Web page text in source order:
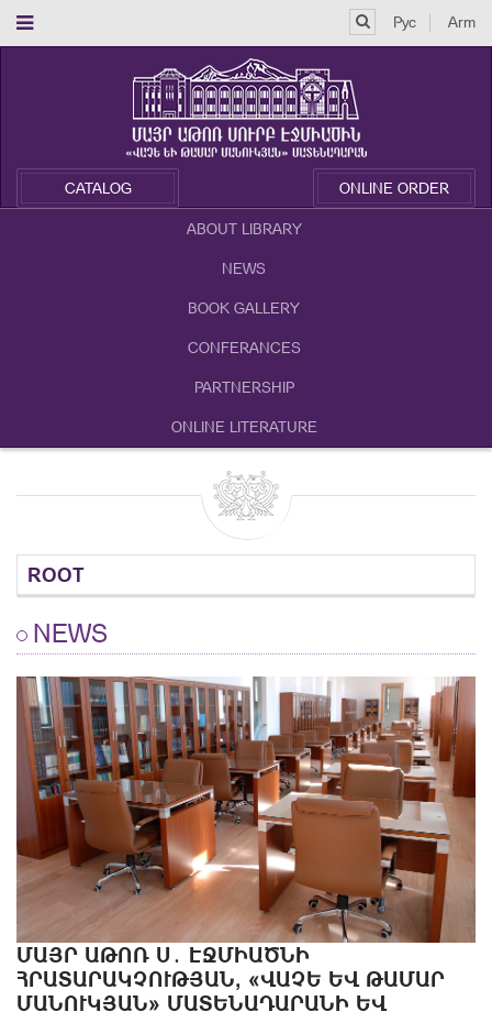
Рус Arm
CATALOG ONLINE ORDER
ABOUT LIBRARY
NEWS
BOOK GALLERY
CONFERANCES
PARTNERSHIP
ONLINE LITERATURE
ROOT
NEWS
ՄԱՅՐ ԱԹՈՌ Ս․ ԷՋՄԻԱԾՆԻ
ՀՐԱՏԱՐԱԿՉՈՒԹՅԱՆ, «ՎԱՉԵ ԵՎ ԹԱՄԱՐ
ՄԱՆՈՒԿՅԱՆ» ՄԱՏԵՆԱԴԱՐԱՆԻ ԵՎ